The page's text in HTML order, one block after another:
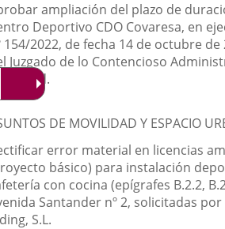
ampliación del plazo de
Deportivo CDO Covaresa, en
154/2022, de fecha 14 de octubre de
Juzgado de lo Contencioso
DE MOVILIDAD Y ESPACIO
error material en licencias
básico) para instalación
con cocina (epígrafes B.2.2,
Santander nº 2, solicitadas
S.L.